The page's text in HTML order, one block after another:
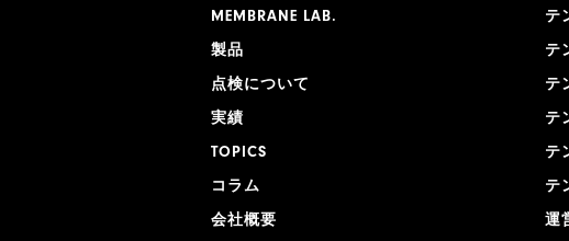
MEMBRANE LAB.
製品
点検について
実績
TOPICS
コラム
会社概要
テ
テ
テ
テ
テ
テ
運